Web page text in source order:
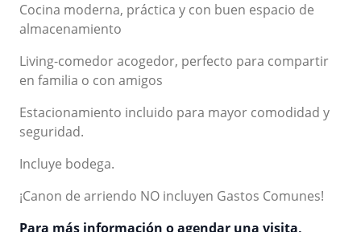
Cocina moderna, práctica y con buen espacio de
almacenamiento
Living-comedor acogedor, perfecto para compartir
en familia o con amigos
Estacionamiento incluido para mayor comodidad y
seguridad.
Incluye bodega.
¡Canon de arriendo NO incluyen Gastos Comunes!
Para más información o agendar una visita,